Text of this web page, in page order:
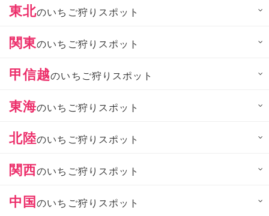
東北のいちご狩りスポット
関東のいちご狩りスポット
甲信越のいちご狩りスポット
東海のいちご狩りスポット
北陸のいちご狩りスポット
関西のいちご狩りスポット
中国のいちご狩りスポット